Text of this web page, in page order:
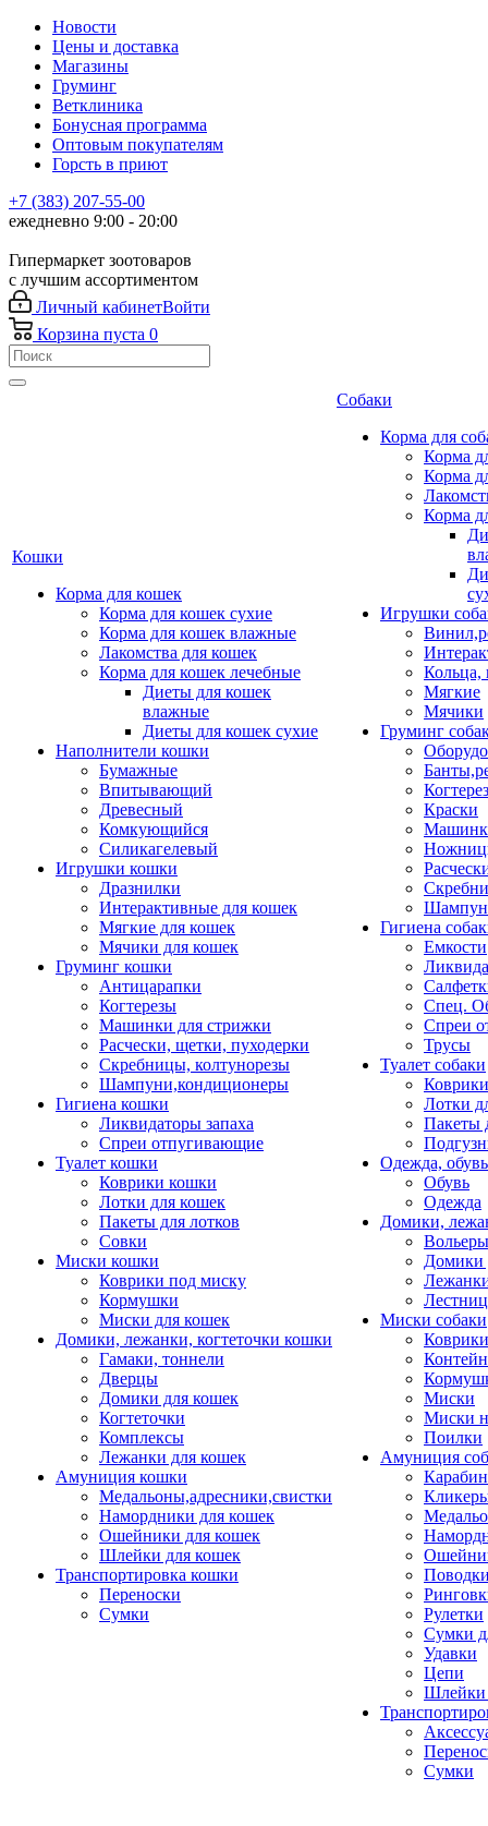
Новости
Цены и доставка
Магазины
Груминг
Ветклиника
Бонусная программа
Оптовым покупателям
Горсть в приют
+7 (383) 207-55-00
ежедневно 9:00 - 20:00
Гипермаркет зоотоваров
с лучшим ассортиментом
Личный кабинетВойти
Корзина пуста 0
Кошки
Корма для кошек
Корма для кошек сухие
Корма для кошек влажные
Лакомства для кошек
Корма для кошек лечебные
Диеты для кошек
влажные
Диеты для кошек сухие
Наполнители кошки
Бумажные
Впитывающий
Древесный
Комкующийся
Силикагелевый
Игрушки кошки
Дразнилки
Интерактивные для кошек
Мягкие для кошек
Мячики для кошек
Груминг кошки
Антицарапки
Когтерезы
Машинки для стрижки
Расчески, щетки, пуходерки
Скребницы, колтунорезы
Шампуни,кондиционеры
Гигиена кошки
Ликвидаторы запаха
Спреи отпугивающие
Туалет кошки
Коврики кошки
Лотки для кошек
Пакеты для лотков
Совки
Миски кошки
Коврики под миску
Кормушки
Миски для кошек
Домики, лежанки, когтеточки кошки
Гамаки, тоннели
Дверцы
Домики для кошек
Когтеточки
Комплексы
Лежанки для кошек
Амуниция кошки
Медальоны,адресники,свистки
Намордники для кошек
Ошейники для кошек
Шлейки для кошек
Транспортировка кошки
Переноски
Сумки
Собаки
Корма для
Корма
Корма
Корма
Игрушки
Кольца,
Мягкие
Мячики
Груминг
Краски
Гигиена
Емкости
Спец.
Спреи
Трусы
Туалет собаки
Коврики
Лотки
Пакеты
Одежда, обувь
Обувь
Одежда
Домики,
Домики
Миски собаки
Миски
Миски
Поилки
Амуниция
Рулетки
Сумки
Удавки
Цепи
Шлейки
Сумки